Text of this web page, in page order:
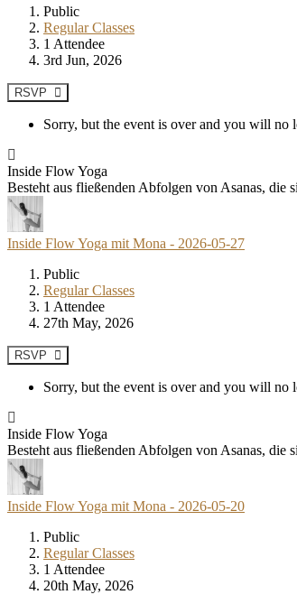
Public
Regular Classes
1 Attendee
3rd Jun, 2026
RSVP
Sorry, but the event is over and you will no
Inside Flow Yoga
Besteht aus fließenden Abfolgen von Asanas, die
Inside Flow Yoga mit Mona - 2026-05-27
Public
Regular Classes
1 Attendee
27th May, 2026
RSVP
Sorry, but the event is over and you will no
Inside Flow Yoga
Besteht aus fließenden Abfolgen von Asanas, die
Inside Flow Yoga mit Mona - 2026-05-20
Public
Regular Classes
1 Attendee
20th May, 2026